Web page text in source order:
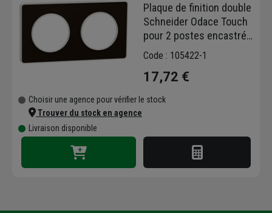
Plaque de finition double
Schneider Odace Touch
pour 2 postes encastrés
- bronze brossé liseré
blanc
Code : 105422-1
17,72 €
Choisir une agence pour vérifier le stock
Trouver du stock en agence
Livraison disponible